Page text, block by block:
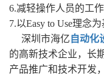
6.减轻操作人员的工
7.以Easy to Use理念
深圳市海亿 自动化
的高新技术企业，长
产品推广和技术开发